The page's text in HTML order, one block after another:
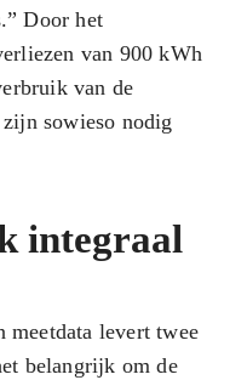
Door het
van 900 kWh
van de
sowieso nodig
integraal
levert twee
belangrijk om de